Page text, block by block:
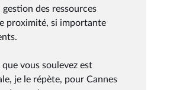
des ressources
proximité, si importante
vous soulevez est
je le répète, pour Cannes